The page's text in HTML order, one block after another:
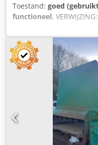
Toestand: goed
functioneel,
1 x OK International
bandsealmachine voor
een mobiel, in hoogte
International Group.
2527-22. Snelheid:
de zak: hittebestendige
micron. Richting: van
machines beschikbaar